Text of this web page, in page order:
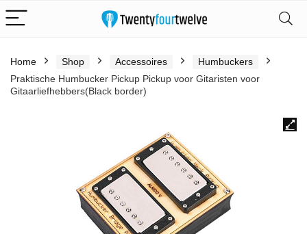
Home Shop Accessoires
Humbuckers
Praktische Humbucker Pickup Pickup voor Gitaristen voor
Gitaarliefhebbers(Black border)